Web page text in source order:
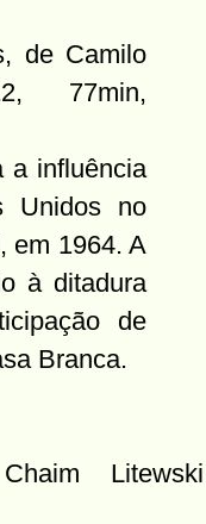
de Camilo
77min,
a influência
Unidos no
em 1964. A
à ditadura
de
Branca.